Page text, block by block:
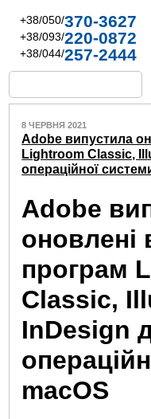
+38/050/370-3627
+38/093/220-0872
+38/044/257-2444
8 ЧЕРВНЯ 2021
Adobe випустила
Lightroom Classic,
операційної
Adobe
оновлені
програм
Classic,
InDesign
macOS